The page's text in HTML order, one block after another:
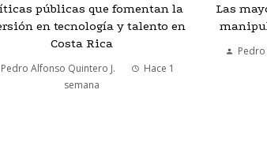
públicas que fomentan la
en tecnología y talento en
Costa Rica
Pedro Alfonso Quintero J.
Hace 1
semana
Las